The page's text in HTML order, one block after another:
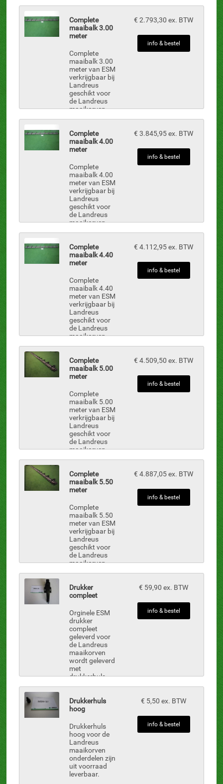
leverbaar.
Maaibalk uit 1-
deel inclusief:
vingers MBN-
36, 8 st.
drukkers ...
Complete
maaibalk 3.00
meter
Complete
maaibalk 3.00
meter van ESM
verkrijgbaar bij
Landreus
geschikt voor
de Landreus
maaikorven
leverbaar.
Maaibalk uit 1-
deel inclusief:
vingers MBN-
36, 10 st.
drukkers...
€ 2.793,30 ex. BTW
info & bestel
Complete
maaibalk 4.00
meter
Complete
maaibalk 4.00
meter van ESM
verkrijgbaar bij
Landreus
geschikt voor
de Landreus
maaikorven
leverbaar.
Maaibalk uit 1-
deel inclusief:
vingers MBN-
36, 14 st.
drukkers...
€ 3.845,95 ex. BTW
info & bestel
Complete
maaibalk 4.40
meter
Complete
maaibalk 4.40
meter van ESM
verkrijgbaar bij
Landreus
geschikt voor
de Landreus
maaikorven
leverbaar.
Maaibalk uit 1-
deel inclusief:
vingers MBN-
36, 14 st.
drukkers...
€ 4.112,95 ex. BTW
info & bestel
Complete
maaibalk 5.00
meter
Complete
maaibalk 5.00
meter van ESM
verkrijgbaar bij
Landreus
geschikt voor
de Landreus
maaikorven
leverbaar. 2-
delig maaibalk
links en rechts
49 st. vingers
MBN-3...
€ 4.509,50 ex. BTW
info & bestel
Complete
maaibalk 5.50
meter
Complete
maaibalk 5.50
meter van ESM
verkrijgbaar bij
Landreus
geschikt voor
de Landreus
maaikorven
leverbaar. 2-
delig maaibalk
inclusief: MB-2,
55 st. vingers
MBN-3...
€ 4.887,05 ex. BTW
info & bestel
Drukker
compleet
Orginele ESM
drukker
compleet
geleverd voor
de Landreus
maaikorven
wordt geleverd
met
drukkerhuls
leverbaar.
€ 59,90 ex. BTW
info & bestel
Drukkerhuls
hoog
Drukkerhuls
hoog voor de
Landreus
maaikorven
onderdelen zijn
uit voorraad
leverbaar.
€ 5,50 ex. BTW
info & bestel